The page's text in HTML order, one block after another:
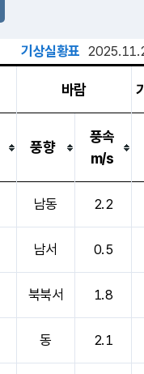
기상실황표
바람
풍향
풍속
m/s
남동 2.2
남서 0.5
북북서 1.8
동 2.1